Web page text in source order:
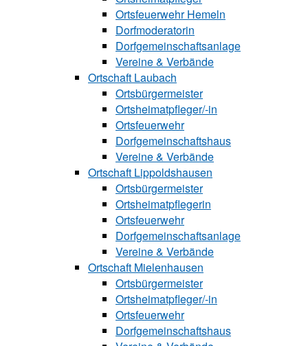
Ortsfeuerwehr Hemeln
Dorfmoderatorin
Dorfgemeinschaftsanlage
Vereine & Verbände
Ortschaft Laubach
Ortsbürgermeister
Ortsheimatpfle‍ger/-in
Ortsfeuerwehr
Dorfgemeinschaftshaus
Vereine & Verbände
Ortschaft Lip‍polds‍hau‍sen
Ortsbürgermeister
Ortsheimatpflegerin
Ortsfeuerwehr
Dorfgemeinschaftsanlage
Vereine & Verbände
Ortschaft Mielenhausen
Ortsbürgermeister
Ortsheimatpfle‍‍ger/-in
Ortsfeuerwehr
Dorfgemeinschaftshaus